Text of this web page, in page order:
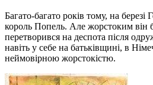
Багато-багато років тому, на
король Попель. Але жорстоким він
перетворився на деспота після
навіть у себе на батьківщині, в
неймовірною жорстокістю.